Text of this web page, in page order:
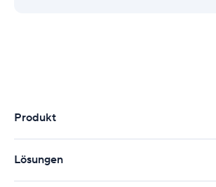
Kultur
Produkt
Lösungen